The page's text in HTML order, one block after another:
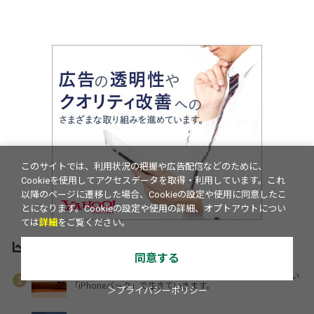
iPhoneケース、卒業しました。これからは最高に使いやすい
「iPhoneバック」で生きていきます。
このサイトでは、利用状況の把握や広告配信などのために、
Cookieを使用してアクセスデータを取得・利用しています。これ
以降のページに遷移した場合、Cookieの設定や使用に同意したこ
とになります。Cookieの設定や使用の詳細、オプトアウトについ
ては詳細をご覧ください。
同意する
＞プライバシーポリシー